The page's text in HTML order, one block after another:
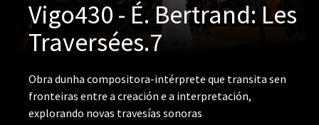
Vigo430 - É. Bertrand: Les
Traversées.7
Obra dunha compositora-intérprete que transita sen
fronteiras entre a creación e a interpretación,
explorando novas travesías sonoras